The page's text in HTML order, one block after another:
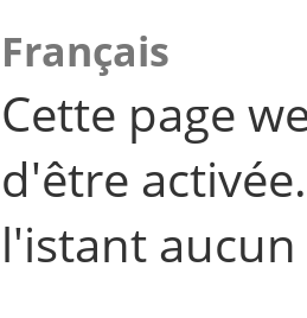
Français
Cette page
d'être
l'istant